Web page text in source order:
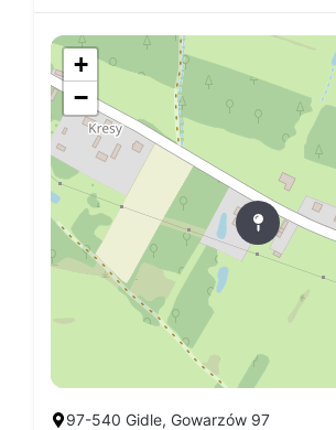
+
−
97-540 Gidle, Gowarzów 97